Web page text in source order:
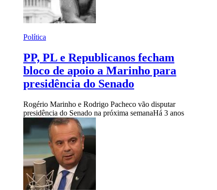
Política
PP, PL e Republicanos fecham
bloco de apoio a Marinho para
presidência do Senado
Rogério Marinho e Rodrigo Pacheco vão disputar
presidência do Senado na próxima semanaHá 3 anos